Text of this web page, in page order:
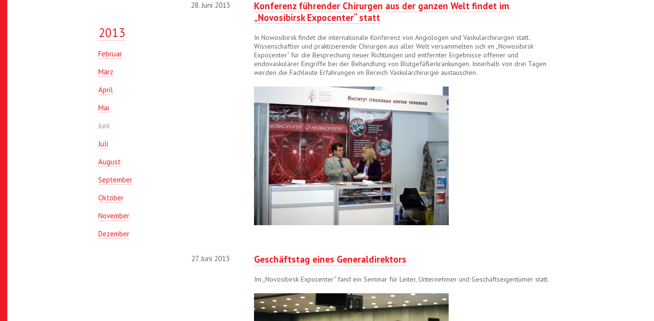
2013
Februar
März
April
Mai
Juni
Juli
August
September
Oktober
November
Dezember
28. Juni 2013
Konferenz führender Chirurgen aus der ganzen Welt findet im
„Novosibirsk Expocenter“ statt
In Nowosibirsk findet die internationale Konferenz von Angiologen und Vaskularchirurgen statt.
Wissenschaftler und praktizierende Chirurgen aus aller Welt versammelten sich im „Nowosibirsk
Expocenter“ für die Besprechung neuer Richtungen und entfernter Ergebnisse offener und
endovaskulärer Eingriffe bei der Behandlung von Blutgefäßerkrankungen. Innerhalb von drei Tagen
werden die Fachleute Erfahrungen im Bereich Vaskulärchirurgie austauschen.
27. Juni 2013 Geschäftstag eines Generaldirektors
Im „Novosibirsk Expocenter“ fand ein Seminar für Leiter, Unternehmer und Geschäftseigentümer statt.